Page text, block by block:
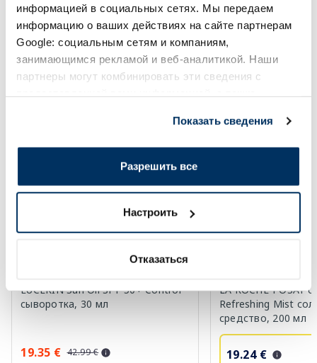
информацией в социальных сетях. Мы передаем
информацию о ваших действиях на сайте партнерам
Google: социальным сетям и компаниям,
занимающимся рекламой и веб-аналитикой. Наши
партнеры могут комбинировать эти сведения с
Показать сведения
Разрешить все
Настроить
Отказаться
Лучшая цена за 30 дней: 18.89 € (-15%)
Регулярная цена: 26.99 €
Регулярная цена: 14.69 €
Page 1 of 10
Солнечная защита летом ☀️
EUCERIN Sun Oil SPF 50+ Control
сыворотка, 30 мл
19.35 € 42.99 €
LA ROCHE-POSAY
Refreshing Mist
средство, 200 мл
19.24 €